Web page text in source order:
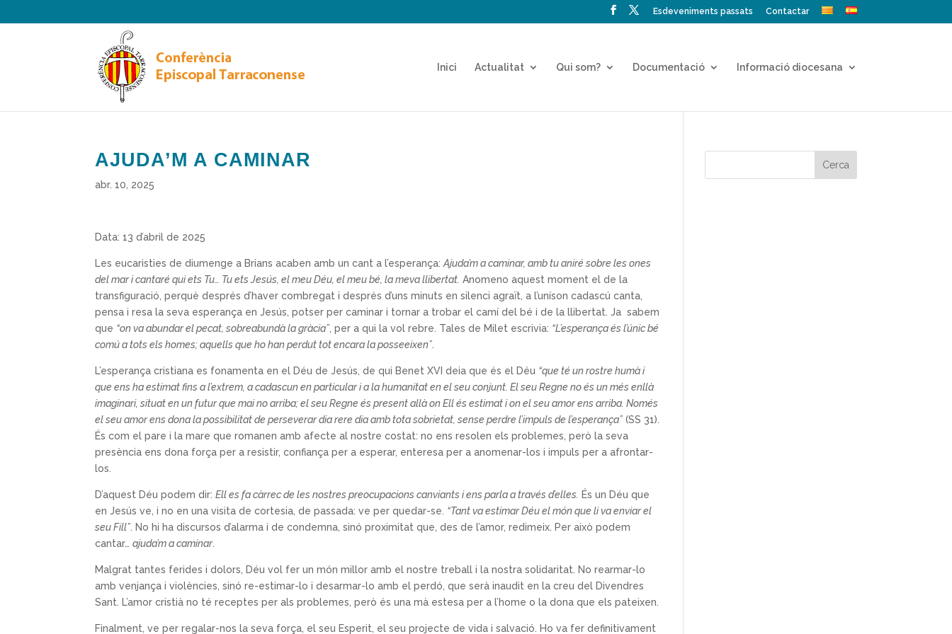
Esdeveniments passats Contactar
Inici Actualitat Qui som? Documentació Informació diocesana
AJUDA’M A CAMINAR
abr. 10, 2025
Data: 13 d’abril de 2025
Les eucaristies de diumenge a Brians acaben amb un cant a l’esperança:Ajuda’m a caminar, amb tu aniré sobre les ones
del mar i cantaré qui ets Tu… Tu ets Jesús, el meu Déu, el meu bé, la meva llibertat. Anomeno aquest moment el de la
transfiguració, perquè després d’haver combregat i després d’uns minuts en silenci agraït, a l’uníson cadascú canta,
pensa i resa la seva esperança en Jesús, potser per caminar i tornar a trobar el camí del bé i de la llibertat. Ja sabem
que “on va abundar el pecat, sobreabundà la gràcia” , per a qui la vol rebre. Tales de Milet escrivia: “L’esperança és l’únic bé
comú a tots els homes; aquells que ho han perdut tot encara la posseeixen”
L’esperança cristiana es fonamenta en el Déu de Jesús, de qui Benet XVI deia que és el Déu “que té un rostre humà i
que ens ha estimat fins a l’extrem, a cadascun en particular i a la humanitat en el seu conjunt. El seu Regne no és un més enllà
imaginari, situat en un futur que mai no arriba; el seu Regne és present allà on Ell és estimat i on el seu amor ens arriba. Només
el seu amor ens dona la possibilitat de perseverar dia rere dia amb tota sobrietat, sense perdre l’impuls de l’esperança” (SS 31).
És com el pare i la mare que romanen amb afecte al nostre costat: no ens resolen els problemes, però la seva
presència ens dona força per a resistir, confiança per a esperar, enteresa per a anomenar-los i impuls per a afrontar-
los.
D’aquest Déu podem dir:Ell es fa càrrec de les nostres preocupacions canviants i ens parla a través d’elles. És un Déu que
en Jesús ve, i no en una visita de cortesia, de passada: ve per quedar-se. “Tant va estimar Déu el món que li va enviar el
seu Fill” . No hi ha discursos d’alarma i de condemna, sinó proximitat que, des de l’amor, redimeix. Per això podem
cantar…ajuda’m a caminar.
Malgrat tantes ferides i dolors, Déu vol fer un món millor amb el nostre treball i la nostra solidaritat. No rearmar-lo
amb venjança i violències, sinó re-estimar-lo i desarmar-lo amb el perdó, que serà inaudit en la creu del Divendres
Sant. L’amor cristià no té receptes per als problemes, però és una mà estesa per a l’home o la dona que els pateixen.
Finalment, ve per regalar-nos la seva força, el seu Esperit, el seu projecte de vida i salvació. Ho va fer definitivament